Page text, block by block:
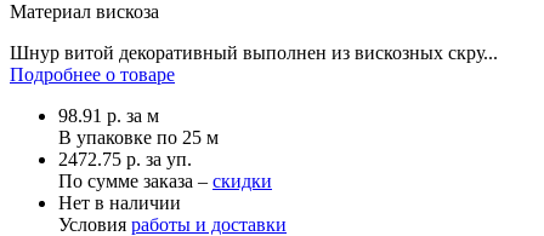
Материал вискоза
Шнур витой декоративный выполнен из вискозных скру...
Подробнее о товаре
98.91 р. за м
В упаковке по 25 м
2472.75 р. за уп.
По сумме заказа – скидки
Нет в наличии
Условия работы и доставки